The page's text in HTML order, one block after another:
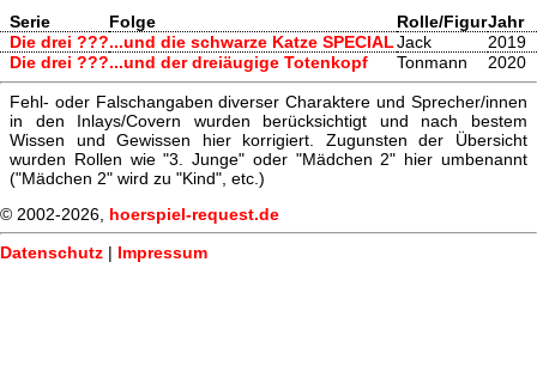
Serie Folge Rolle/FigurJahr
Die drei ???...und die schwarze Katze SPECIALJack
2019
Die drei ???...und der dreiäugige Totenkopf Tonmann 2020
Fehl- oder Falschangaben diverser Charaktere und Sprecher/innen
in den Inlays/Covern wurden berücksichtigt und nach bestem
Wissen und Gewissen hier korrigiert. Zugunsten der Übersicht
wurden Rollen wie "3. Junge" oder "Mädchen 2" hier umbenannt
("Mädchen 2" wird zu "Kind", etc.)
© 2002-2026, hoerspiel-request.de
Datenschutz | Impressum